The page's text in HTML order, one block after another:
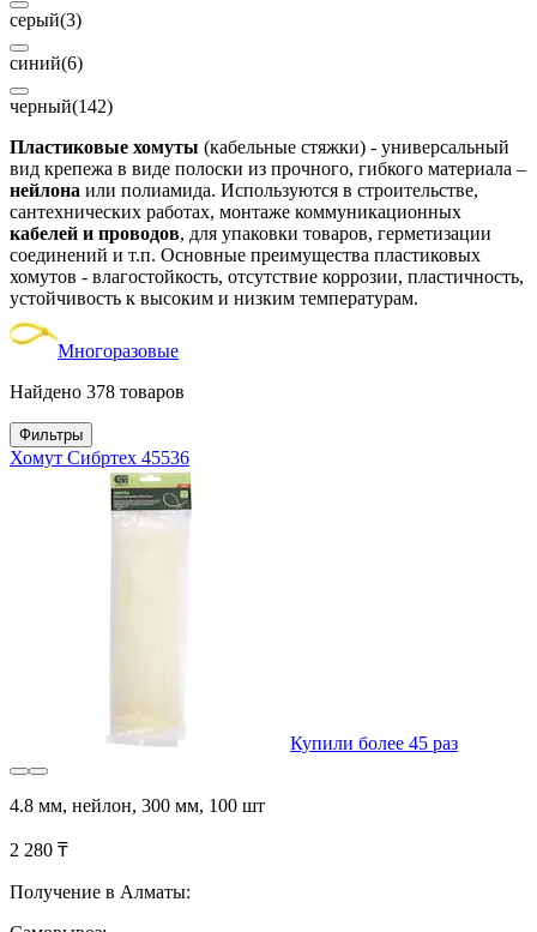
серый(3)
синий(6)
черный(142)
Пластиковые хомуты (кабельные стяжки) - универсальный
вид крепежа в виде полоски из прочного, гибкого материала –
нейлона или полиамида. Используются в строительстве,
сантехнических работах, монтаже коммуникационных
кабелей и проводов, для упаковки товаров, герметизации
соединений и т.п. Основные преимущества пластиковых
хомутов - влагостойкость, отсутствие коррозии, пластичность,
устойчивость к высоким и низким температурам.
Многоразовые
Найдено 378 товаров
Фильтры
Хомут Сибртех 45536
Купили более 45 раз
4.8 мм, нейлон, 300 мм, 100 шт
2 280 ₸
Получение в Алматы: